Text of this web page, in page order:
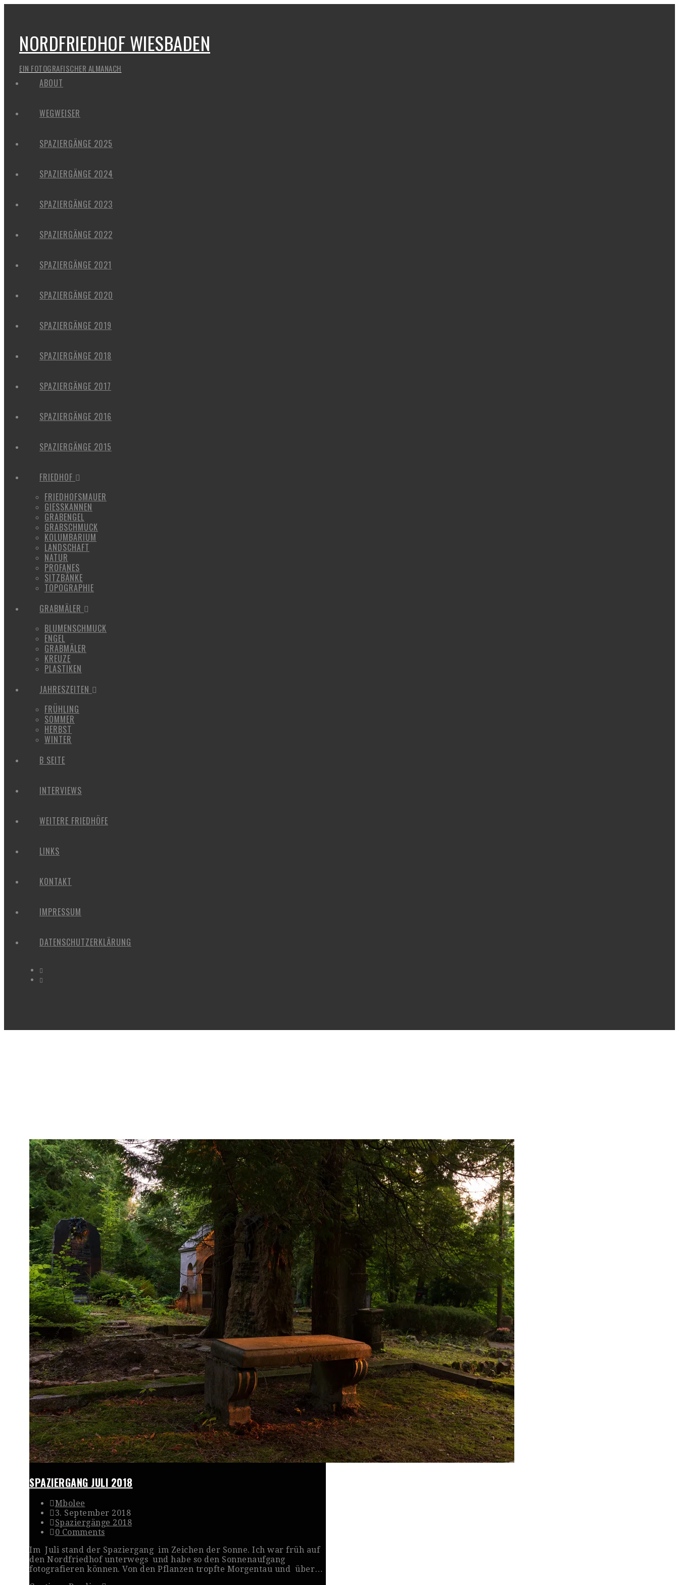
NORDFRIEDHOF WIESBADEN
EIN FOTOGRAFISCHER ALMANACH
ABOUT
WEGWEISER
SPAZIERGÄNGE 2025
SPAZIERGÄNGE 2024
SPAZIERGÄNGE 2023
SPAZIERGÄNGE 2022
SPAZIERGÄNGE 2021
SPAZIERGÄNGE 2020
SPAZIERGÄNGE 2019
SPAZIERGÄNGE 2018
SPAZIERGÄNGE 2017
SPAZIERGÄNGE 2016
SPAZIERGÄNGE 2015
FRIEDHOF
FRIEDHOFSMAUER
GIESSKANNEN
GRABENGEL
GRABSCHMUCK
KOLUMBARIUM
LANDSCHAFT
NATUR
PROFANES
SITZBÄNKE
TOPOGRAPHIE
GRABMÄLER
BLUMENSCHMUCK
ENGEL
GRABMÄLER
KREUZE
PLASTIKEN
JAHRESZEITEN
FRÜHLING
SOMMER
HERBST
WINTER
B SEITE
INTERVIEWS
WEITERE FRIEDHÖFE
LINKS
KONTAKT
IMPRESSUM
DATENSCHUTZERKLÄRUNG
SPAZIERGANG JULI 2018
Mbolee
3. September 2018
Spaziergänge 2018
0 Comments
Im Juli stand der Spaziergang im Zeichen der Sonne. Ich war früh auf
den Nordfriedhof unterwegs und habe so den Sonnenaufgang
fotografieren können. Von den Pflanzen tropfte Morgentau und über…